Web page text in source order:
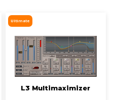
Ultimate
L3 Multimaximizer